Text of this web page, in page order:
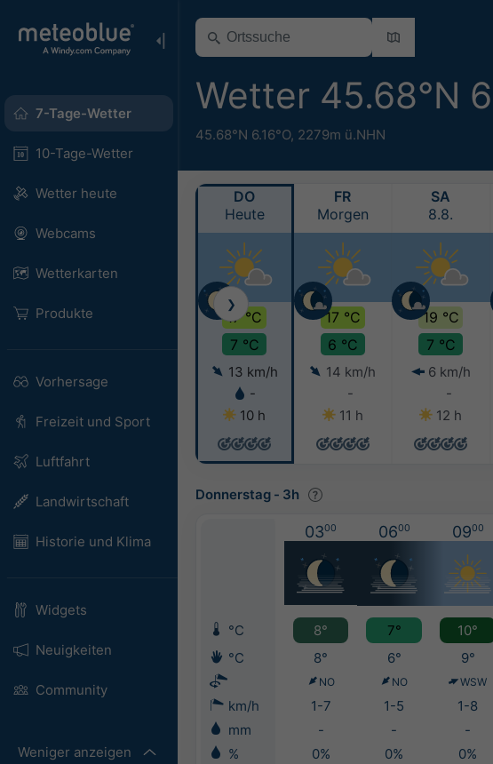
7-Tage-Wetter
10-Tage-Wetter
Wetter heute
Webcams
Wetterkarten
Produkte
Vorhersage
Freizeit und Sport
Luftfahrt
Landwirtschaft
Historie und Klima
Widgets
Neuigkeiten
Community
Weniger anzeigen
Wetter 45.68°N
45.68°N 6.16°O, 2279m ü.NHN
DO
Heute
17 °C
7 °C
13 km/h
-
10 h
FR
Morgen
17 °C
6 °C
14 km/h
-
11 h
SA
8.8.
19 °C
7 °C
6 km/h
-
12 h
❯
Donnerstag - 3h
0300 0600 0900
°C 8° 7° 10°
°C
8° 6° 9°
NO NO WSW
km/h 1-7 1-5 1-8
mm
- - -
%
0% 0% 0%